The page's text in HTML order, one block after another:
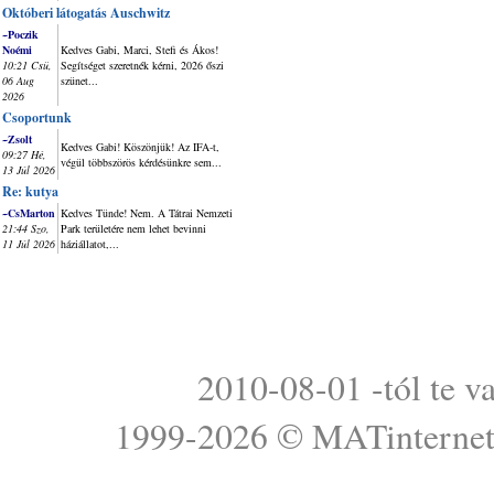
Októberi látogatás Auschwitz
~Poczik
Noémi
10:21 Csü,
06 Aug
2026
Kedves Gabi, Marci, Stefi és Ákos!
Segítséget szeretnék kérni, 2026 őszi
szünet...
Csoportunk
~Zsolt
09:27 Hé,
13 Júl 2026
Kedves Gabi! Köszönjük! Az IFA-t,
végül többszörös kérdésünkre sem...
Re: kutya
~CsMarton
21:44 Szo,
11 Júl 2026
Kedves Tünde! Nem. A Tátrai Nemzeti
Park területére nem lehet bevinni
háziállatot,...
2010-08-01 -tól te
1999-2026 © MATinternet